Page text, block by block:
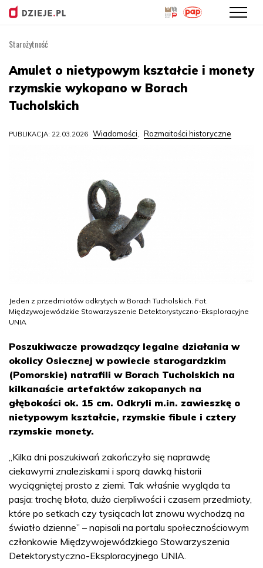
treści
Starożytność
Amulet o nietypowym kształcie i monety
rzymskie wykopano w Borach
Tucholskich
PUBLIKACJA: 22.03.2026 Wiadomości, Rozmaitości historyczne
Jeden z przedmiotów odkrytych w Borach Tucholskich. Fot.
Międzywojewódzkie Stowarzyszenie Detektorystyczno-Eksploracyjne
UNIA
Poszukiwacze prowadzący legalne działania w
okolicy Osiecznej w powiecie starogardzkim
(Pomorskie) natrafili w Borach Tucholskich na
kilkanaście artefaktów zakopanych na
głębokości ok. 15 cm. Odkryli m.in. zawieszkę o
nietypowym kształcie, rzymskie fibule i cztery
rzymskie monety.
„Kilka dni poszukiwań zakończyło się naprawdę
ciekawymi znaleziskami i sporą dawką historii
wyciągniętej prosto z ziemi. Tak właśnie wygląda ta
pasja: trochę błota, dużo cierpliwości i czasem przedmioty,
które po setkach czy tysiącach lat znowu wychodzą na
światło dzienne” – napisali na portalu społecznościowym
członkowie Międzywojewódzkiego Stowarzyszenia
Detektorystyczno-Eksploracyjnego UNIA.